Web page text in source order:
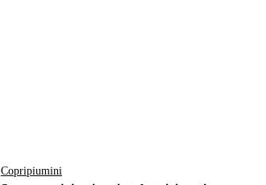
Copripiumini